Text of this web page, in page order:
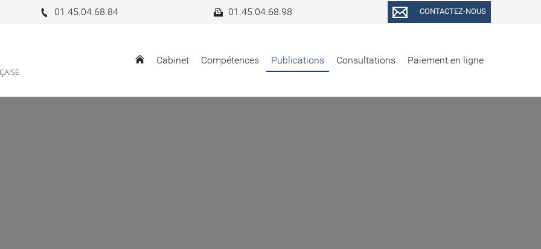
Cabinet Compétences Publications Consultations Paiement en ligne
01.45.04.68.84 01.45.04.68.98 CONTACTEZ-NOUS